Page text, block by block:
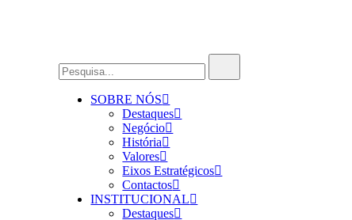
SOBRE NÓS
Destaques
Negócio
História
Valores
Eixos Estratégicos
Contactos
INSTITUCIONAL
Destaques